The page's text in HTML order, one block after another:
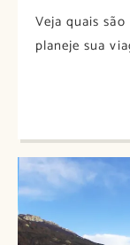
Veja quais
planeje sua